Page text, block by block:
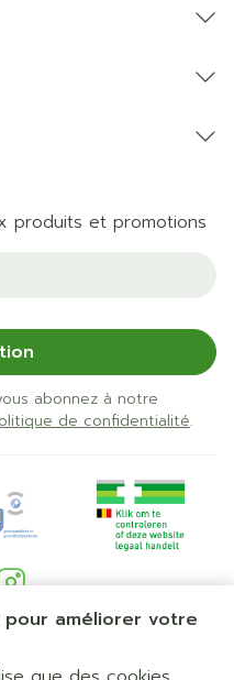
pour améliorer votre
produits et promotions
abonnez à notre
de confidentialité.